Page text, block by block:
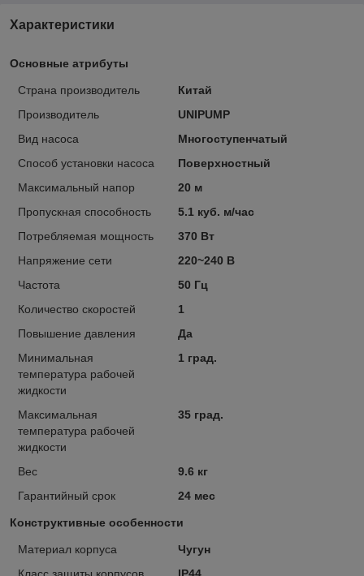
Характеристики
Основные атрибуты
Страна производитель
Китай
Производитель
UNIPUMP
Вид насоса
Многоступенчатый
Способ установки насоса
Поверхностный
Максимальный напор
20 м
Пропускная способность
5.1 куб. м/час
Потребляемая мощность
370 Вт
Напряжение сети
220~240 В
Частота
50 Гц
Количество скоростей
1
Повышение давления
Да
Минимальная
температура рабочей
жидкости
1 град.
Максимальная
температура рабочей
жидкости
35 град.
Вес
9.6 кг
Гарантийный срок
24 мес
Конструктивные особенности
Материал корпуса
Чугун
Класс защиты корпусов
IP44